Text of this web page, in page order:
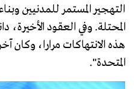
التهجير المستمر للمدنيين
المحتلة. وفي العقود الأخيرة،
هذه الانتهاكات مرارا، وكان
المتحدة".